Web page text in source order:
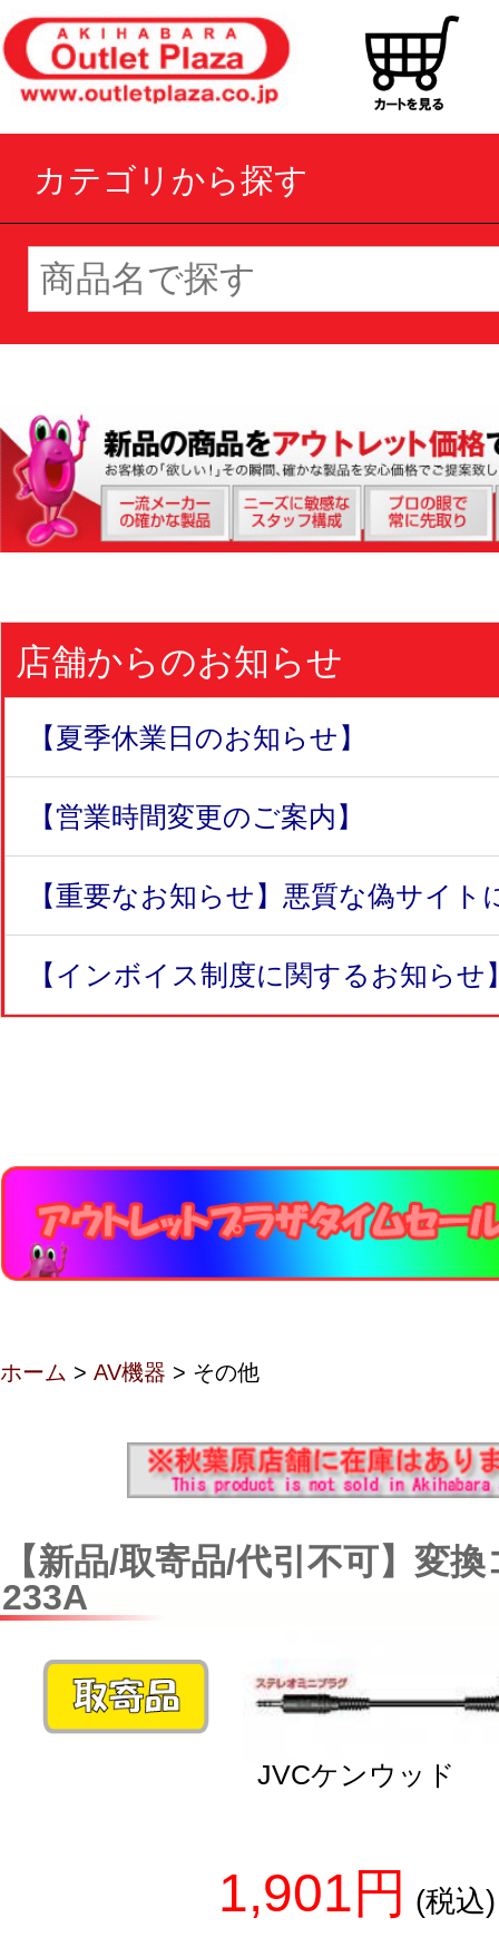
カテゴリから探す
店舗からのお知らせ
【夏季休業日のお知らせ】
【営業時間変更のご案内】
【重要なお知らせ】悪質な偽サイト
【インボイス制度に関するお知らせ
ホーム > AV機器 > その他
【新品/取寄品/代引不可】変
233A
JVCケンウッド
1,901円 (税込)